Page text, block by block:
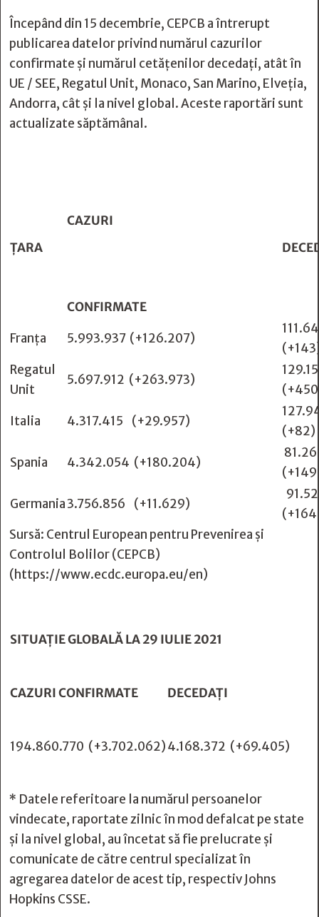
Începând din 15 decembrie, CEPCB a întrerupt
publicarea datelor privind numărul cazurilor
confirmate și numărul cetățenilor decedați, atât în
UE / SEE, Regatul Unit, Monaco, San Marino, Elveția,
Andorra, cât și la nivel global. Aceste raportări sunt
actualizate săptămânal.
ŢARA
CAZURI
CONFIRMATE
Franţa 5.993.937 (+126.207)
Regatul
Unit
5.697.912 (+263.973)
Italia
4.317.415 (+29.957)
(+82)
Spania
4.342.054 (+180.204)
Germania3.756.856 (+11.629)
Sursă: Centrul European pentru Prevenirea și
Controlul Bolilor (CEPCB)
(https://www.ecdc.europa.eu/en)
SITUAȚIE GLOBALĂ LA 29 IULIE 2021
CAZURI CONFIRMATE DECEDAȚI
194.860.770 (+3.702.062)4.168.372 (+69.405)
* Datele referitoare la numărul persoanelor
vindecate, raportate zilnic în mod defalcat pe state
și la nivel global, au încetat să fie prelucrate și
comunicate de către centrul specializat în
agregarea datelor de acest tip, respectivJohns
Hopkins CSSE.